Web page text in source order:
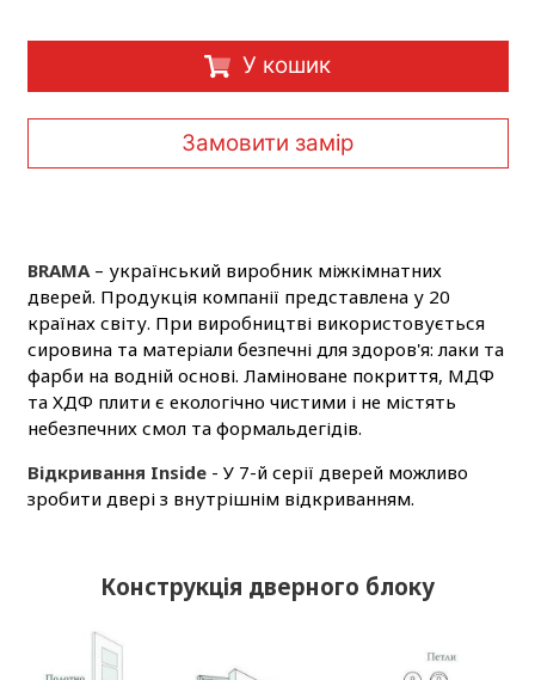
У кошик
Замовити замір
BRAMA– український виробник міжкімнатних
дверей. Продукція компанії представлена у 20
країнах світу. При виробництві використовується
сировина та матеріали безпечні для здоров'я: лаки та
фарби на водній основі. Ламіноване покриття, МДФ
та ХДФ плити є екологічно чистими і не містять
небезпечних смол та формальдегідів.
Відкривання Inside- У 7-й серії дверей можливо
зробити двері з внутрішнім відкриванням.
Конструкція дверного блоку